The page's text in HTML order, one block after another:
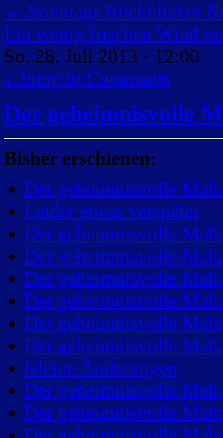
← Sonntags Rückblicker
Ein wenig frischen Wind
So. 28. Juli 2013 · 12:00
↓ Jump to Comments
Der geheimnisvolle
Bisher erschienen:
Der geheimnisvolle
Leider etwas verspätet
Der geheimnisvolle
Der geheimnisvolle
Der geheimnisvolle
Der geheimnisvolle
Der geheimnisvolle
Der geheimnisvolle
Kleine Änderungen
Der geheimnisvolle
Der geheimnisvolle